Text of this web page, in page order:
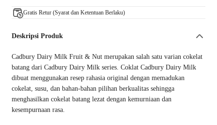
Gratis Retur (Syarat dan Ketentuan Berlaku)
Deskripsi Produk
Cadbury Dairy Milk Fruit & Nut merupakan salah satu varian cokelat
batang dari Cadbury Dairy Milk series. Coklat Cadbury Dairy Milk
dibuat menggunakan resep rahasia original dengan memadukan
cokelat, susu, dan bahan-bahan pilihan berkualitas sehingga
menghasilkan cokelat batang lezat dengan kemurniaan dan
kesempurnaan rasa.